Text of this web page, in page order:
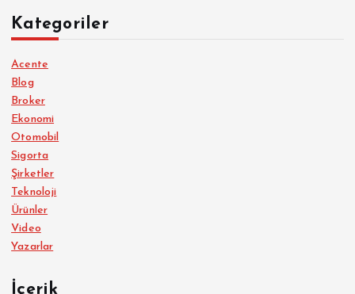
Kategoriler
Acente
Blog
Broker
Ekonomi
Otomobil
Sigorta
Şirketler
Teknoloji
Ürünler
Video
Yazarlar
İçerik